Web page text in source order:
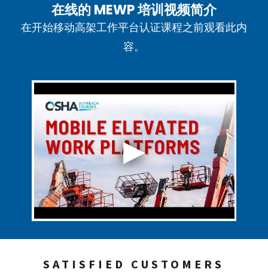
在线的 MEWP 培训视频简介
在开始移动高架工作平台认证课程之前观看此内
容。
SATISFIED CUSTOMERS